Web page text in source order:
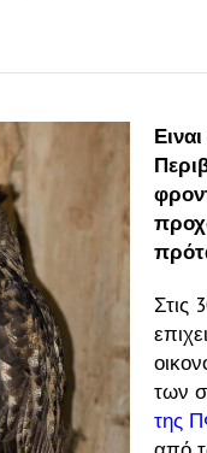
Στις
των
της